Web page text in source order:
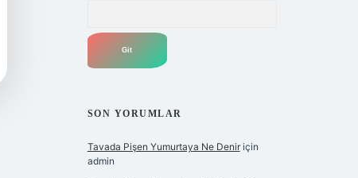
SON YORUMLAR
Tavada Pişen Yumurtaya Ne Deniriçin
admin